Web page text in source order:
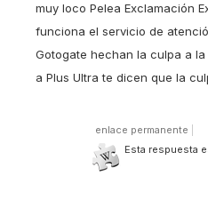
muy loco Pelea Exclamación
funciona el servicio de
Gotogate hechan la culpa a
a Plus Ultra te dicen que la
enlace permanente
Esta respuesta